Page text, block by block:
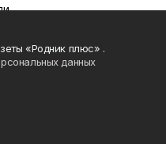
«Родник плюс» .
данных